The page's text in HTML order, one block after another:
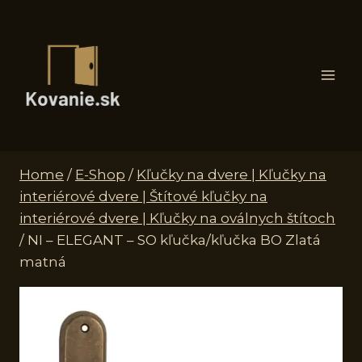
Home / E-Shop / Kľučky na dvere | Kľučky na
interiérové dvere | Štítové kľučky na
interiérové dvere | Kľučky na oválnych štítoch
/ NI – ELEGANT – SO kľučka/kľučka BO Zlatá
matná